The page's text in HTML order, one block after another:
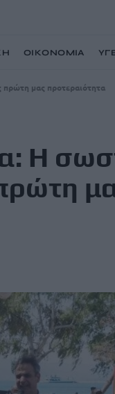
ΟΙΚΟΝΟΜΙΑ
μας προτεραιότητα
Η